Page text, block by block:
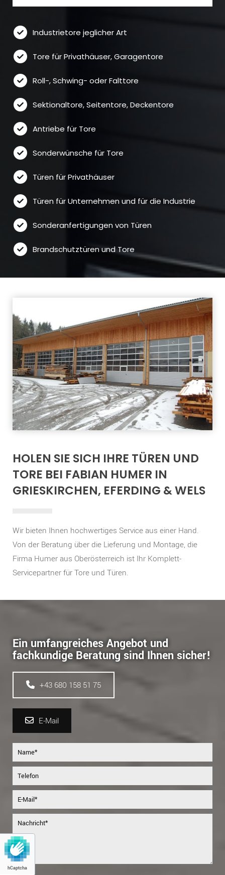
Industrietore jeglicher Art
Tore für Privathäuser, Garagentore
Roll-, Schwing- oder Falttore
Sektionaltore, Seitentore, Deckentore
Antriebe für Tore
Sonderwünsche für Tore
Türen für Privathäuser
Türen für Unternehmen und für die Industrie
Sonderanfertigungen von Türen
Brandschutztüren und Tore
HOLEN SIE SICH IHRE TÜREN UND
TORE BEI FABIAN HUMER IN
GRIESKIRCHEN, EFERDING & WELS
Wir bieten Ihnen hochwertiges Service aus einer Hand.
Von der Beratung über die Lieferung und Montage, die
Firma Humer aus Oberösterreich ist Ihr Komplett-
Servicepartner für Tore und Türen.
Ein umfangreiches Angebot und
fachkundige Beratung sind Ihnen sicher!
+43 680 158 51 75
E-Mail
hCaptcha